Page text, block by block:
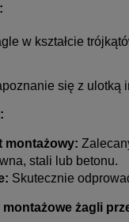
w kształcie
się z ulotką
montażowy:
stali lub betonu.
Skutecznie
żagli